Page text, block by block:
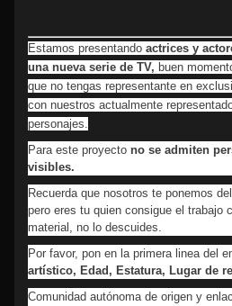
Estamos presentando actrices y
una nueva serie de TV, buen
que no tengas representante en
con nuestros actualmente
personajes.
Para este proyecto no se admiten
visibles.
Recuerda que nosotros te ponemos
pero eres tu quien consigue el trabajo
material, no lo descuides.
Por favor, pon en la primera linea del
artístico, Edad, Estatura, Lugar de
Comunidad autónoma de origen y